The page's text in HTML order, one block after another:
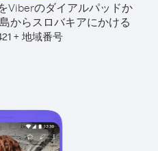
Viberのダイアルパッドか
からスロバキアにかける
+ 地域番号